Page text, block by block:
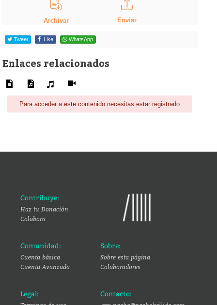
Archivar Enviar
Tweet Like WhatsApp
Enlaces relacionados
Para acceder a este contenido necesitas estar registrado
Contribuye:
Haz tu Donación
Colabora
Comunidad:
Cuenta básica
Cuenta Avanzada
Sobre:
Sobre esta página
Colaboradores
Legal: Contacto: